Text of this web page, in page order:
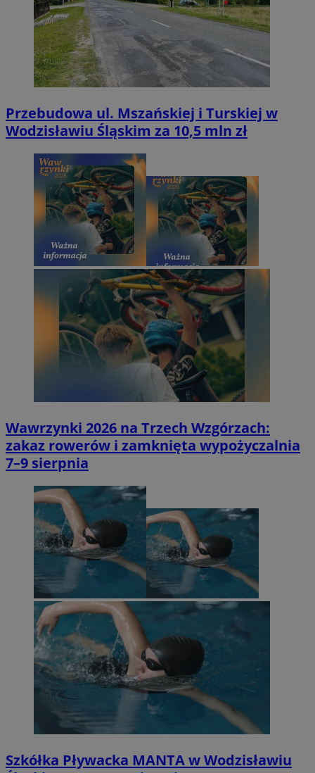
Przebudowa ul. Mszańskiej i Turskiej w
Wodzisławiu Śląskim za 10,5 mln zł
Wawrzynki 2026 na Trzech Wzgórzach:
zakaz rowerów i zamknięta wypożyczalnia
7–9 sierpnia
Szkółka Pływacka MANTA w Wodzisławiu